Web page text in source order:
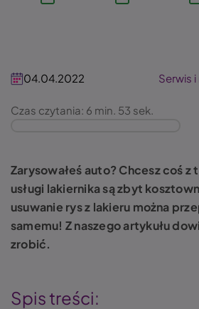
04.04.2022 Serwis
Czas czytania: 6 min. 53 sek.
Zarysowałeś auto? Chcesz coś z
usługi lakiernika są zbyt
usuwanie rys z lakieru można
samemu! Z naszego artykułu
zrobić.
Spis treści: